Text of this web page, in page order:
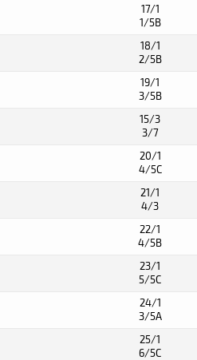
17/1
1/5B
18/1
2/5B
19/1
3/5B
15/3
3/7
20/1
4/5C
21/1
4/3
22/1
4/5B
23/1
5/5C
24/1
3/5A
25/1
6/5C